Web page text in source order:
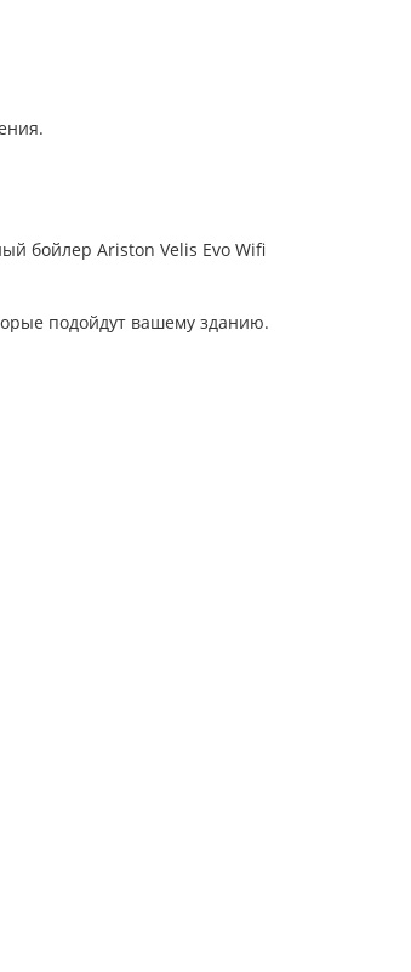
бойлер Ariston Velis Evo Wifi
подойдут вашему зданию.